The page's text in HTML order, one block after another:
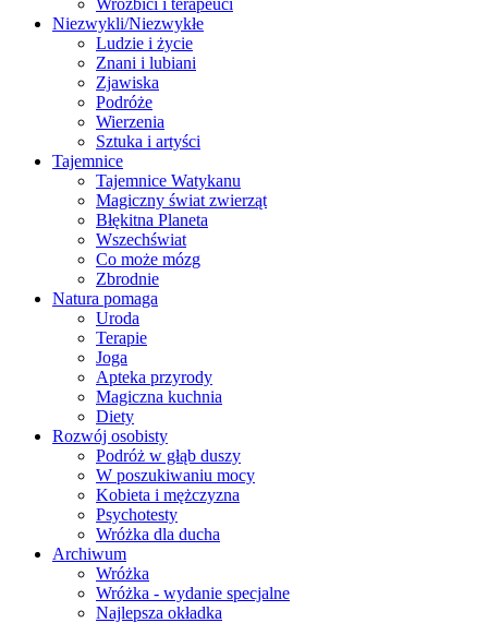
Wróżbici i terapeuci
Niezwykli/Niezwykłe
Ludzie i życie
Znani i lubiani
Zjawiska
Podróże
Wierzenia
Sztuka i artyści
Tajemnice
Tajemnice Watykanu
Magiczny świat zwierząt
Błękitna Planeta
Wszechświat
Co może mózg
Zbrodnie
Natura pomaga
Uroda
Terapie
Joga
Apteka przyrody
Magiczna kuchnia
Diety
Rozwój osobisty
Podróż w głąb duszy
W poszukiwaniu mocy
Kobieta i mężczyzna
Psychotesty
Wróżka dla ducha
Archiwum
Wróżka
Wróżka - wydanie specjalne
Najlepsza okładka